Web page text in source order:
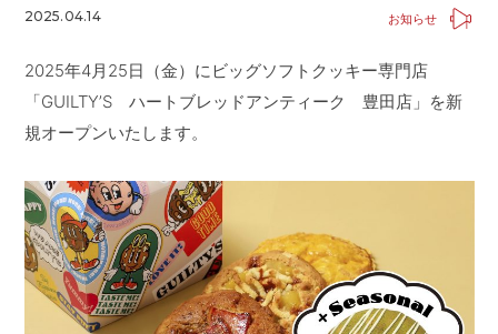
RECRUIT 2027 新卒採用
RECRUIT
ALL HEARTS MALL オールハーツ・モール
OGGI ONLINE STORE オッジオンラインストア
2025.04.14 お知らせ
2025年4月25日（金）にビッグソフトクッキー専門店
「GUILTY’S ハートブレッドアンティーク 豊田店」を新
規オープンいたします。